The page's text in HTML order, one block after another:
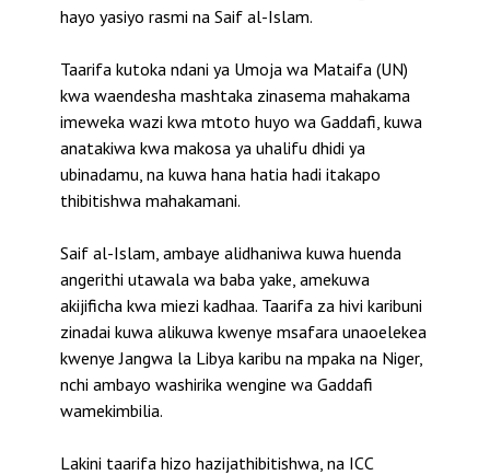
hayo yasiyo rasmi na Saif al-Islam.
Taarifa kutoka ndani ya Umoja wa Mataifa (UN)
kwa waendesha mashtaka zinasema mahakama
imeweka wazi kwa mtoto huyo wa Gaddafi, kuwa
anatakiwa kwa makosa ya uhalifu dhidi ya
ubinadamu, na kuwa hana hatia hadi itakapo
thibitishwa mahakamani.
Saif al-Islam, ambaye alidhaniwa kuwa huenda
angerithi utawala wa baba yake, amekuwa
akijificha kwa miezi kadhaa. Taarifa za hivi karibuni
zinadai kuwa alikuwa kwenye msafara unaoelekea
kwenye Jangwa la Libya karibu na mpaka na Niger,
nchi ambayo washirika wengine wa Gaddafi
wamekimbilia.
Lakini taarifa hizo hazijathibitishwa, na ICC